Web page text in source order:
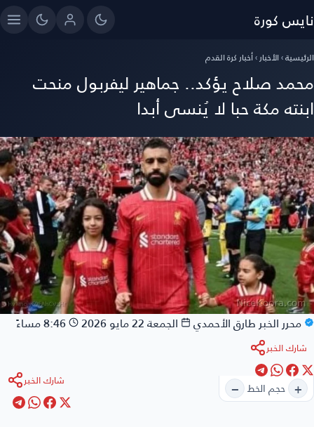
كورة
› الأخبار › أخبار كرة القدم
صلاح يؤكد.. جماهير ليفربول منحت
مكة حبا لا يُنسى أبدا
محرر الخبرطارق الأحمدي الجمعة 22 مايو 2026 8:46 مساءً
شارك الخبر
+ حجم الخط − شارك الخبر